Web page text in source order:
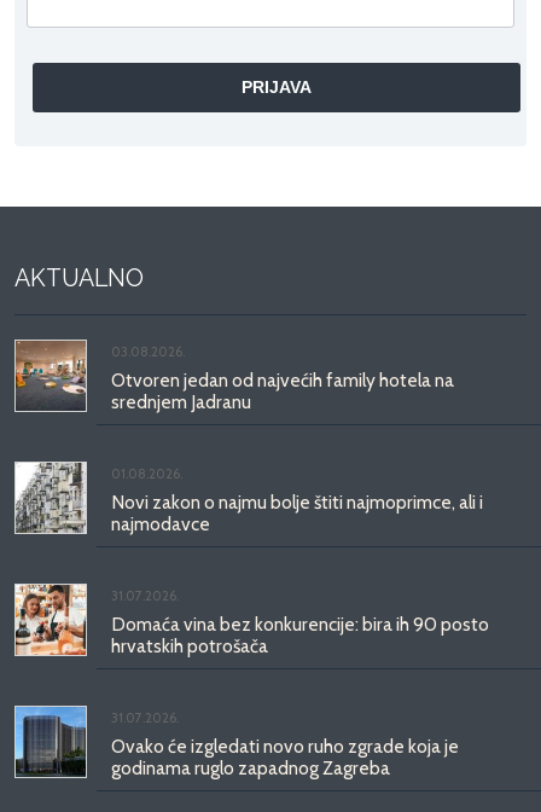
AKTUALNO
03.08.2026.
Otvoren jedan od najvećih family hotela na
srednjem Jadranu
01.08.2026.
Novi zakon o najmu bolje štiti najmoprimce, ali i
najmodavce
31.07.2026.
Domaća vina bez konkurencije: bira ih 90 posto
hrvatskih potrošača
31.07.2026.
Ovako će izgledati novo ruho zgrade koja je
godinama ruglo zapadnog Zagreba